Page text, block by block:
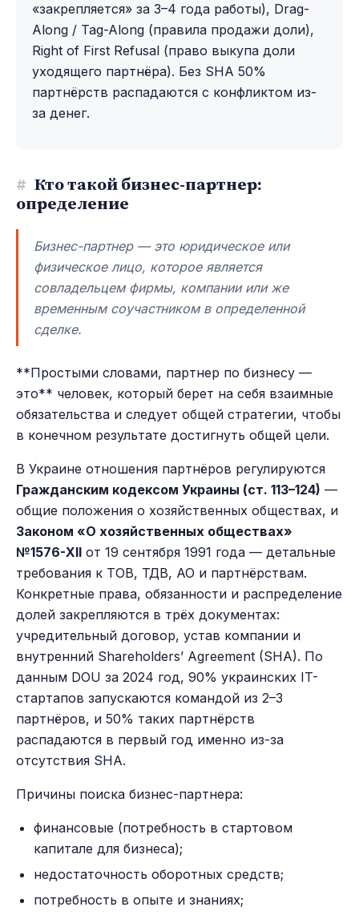
«закрепляется» за 3–4 года работы), Drag-
Along / Tag-Along (правила продажи доли),
Right of First Refusal (право выкупа доли
уходящего партнёра). Без SHA 50%
партнёрств распадаются с конфликтом из-
за денег.
# Кто такой бизнес-партнер:
определение
Бизнес-партнер — это юридическое или
физическое лицо, которое является
совладельцем фирмы, компании или же
временным соучастником в определенной
сделке.
**Простыми словами, партнер по бизнесу —
это** человек, который берет на себя взаимные
обязательства и следует общей стратегии, чтобы
в конечном результате достигнуть общей цели.
В Украине отношения партнёров регулируются
Гражданским кодексом Украины (ст. 113–124) —
общие положения о хозяйственных обществах, и
Законом «О хозяйственных обществах»
№1576-XII от 19 сентября 1991 года — детальные
требования к ТОВ, ТДВ, АО и партнёрствам.
Конкретные права, обязанности и распределение
долей закрепляются в трёх документах:
учредительный договор, устав компании и
внутренний Shareholders’ Agreement (SHA). По
данным DOU за 2024 год, 90% украинских IT-
стартапов запускаются командой из 2–3
партнёров, и 50% таких партнёрств
распадаются в первый год именно из-за
отсутствия SHA.
Причины поиска бизнес-партнера:
финансовые (потребность в стартовом
капитале для бизнеса);
недостаточность оборотных средств;
потребность в опыте и знаниях;